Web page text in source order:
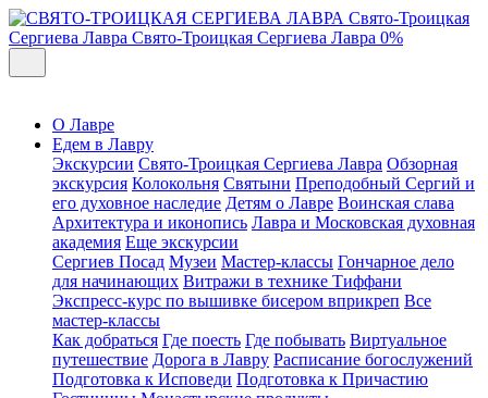
Свято-Троицкая
Сергиева Лавра Свято-Троицкая Сергиева Лавра 0%
О Лавре
Едем в Лавру
Экскурсии Свято-Троицкая Сергиева Лавра Обзорная
экскурсия Колокольня Святыни Преподобный Сергий и
его духовное наследие Детям о Лавре Воинская слава
Архитектура и иконопись Лавра и Московская духовная
академия Еще экскурсии
Сергиев Посад Музеи Мастер-классы Гончарное дело
для начинающих Витражи в технике Тиффани
Экспресс-курс по вышивке бисером вприкреп Все
мастер-классы
Как добраться Где поесть Где побывать Виртуальное
путешествие Дорога в Лавру Расписание богослужений
Подготовка к Исповеди Подготовка к Причастию